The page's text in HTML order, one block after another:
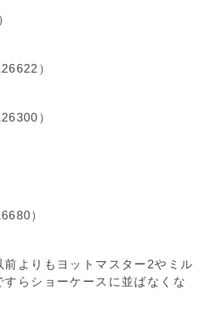
）
）
）
前よりもヨットマスター2やミル
すらショーケースに並ばなくな